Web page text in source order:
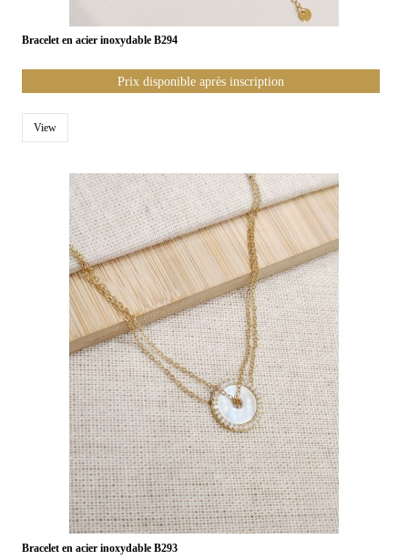
Bracelet en acier inoxydable B294
Prix disponible après inscription
View
Bracelet en acier inoxydable B293